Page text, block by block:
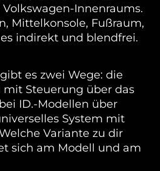
Innenraums.
Mittelkonsole, Fußraum,
indirekt und blendfrei.
es zwei Wege: die
Steuerung über das
ID.-Modellen über
System mit
Variante zu dir
sich am Modell und am